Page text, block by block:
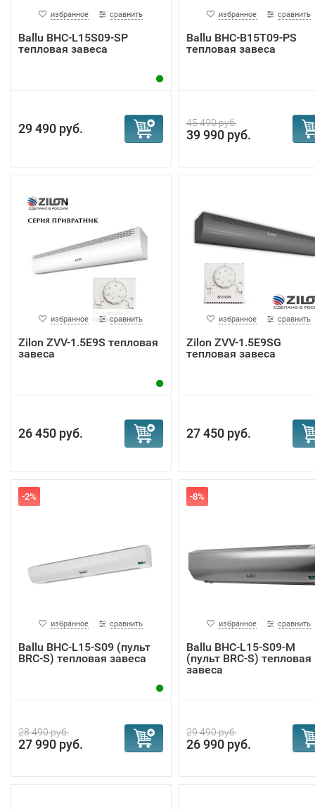
избранное сравнить
Ballu BHC-L15S09-SP
тепловая завеса
29 490 руб.
избранное сравнить
Ballu BHC-B15T09-PS
тепловая завеса
45 490 руб.
39 990 руб.
избранное сравнить
Zilon ZVV-1.5E9S тепловая
завеса
26 450 руб.
избранное сравнить
Zilon ZVV-1.5E9SG
тепловая завеса
27 450 руб.
-2%
избранное сравнить
Ballu BHC-L15-S09 (пульт
BRC-S) тепловая завеса
28 490 руб.
27 990 руб.
-8%
избранное сравнить
Ballu BHC-L15-S09-M
(пульт BRC-S) тепловая
завеса
29 490 руб.
26 990 руб.